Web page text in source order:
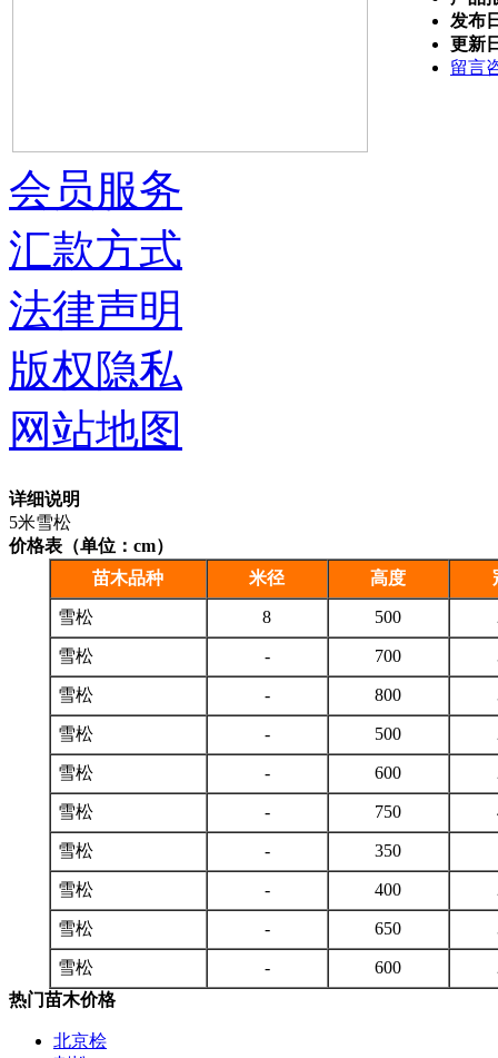
发布
更新
留言
详细说明
5米雪松
价格表（单位：cm）
苗木品种
米径 高度
雪松 8 500
雪松 - 700
雪松 - 800
雪松 - 500
雪松 - 600
雪松 - 750
雪松 - 350
雪松 - 400
雪松 - 650
雪松 - 600
热门苗木价格
北京桧
会员服务
汇款方式
法律声明
版权隐私
网站地图